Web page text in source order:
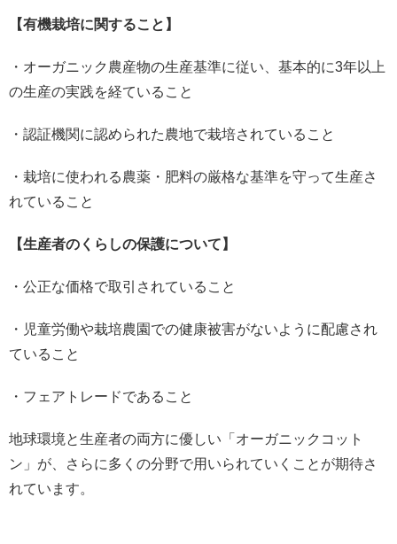
【有機栽培に関すること】
・オーガニック農産物の生産基準に従い、基本的に3年以上
の生産の実践を経ていること
・認証機関に認められた農地で栽培されていること
・栽培に使われる農薬・肥料の厳格な基準を守って生産さ
れていること
【生産者のくらしの保護について】
・公正な価格で取引されていること
・児童労働や栽培農園での健康被害がないように配慮され
ていること
・フェアトレードであること
地球環境と生産者の両方に優しい「オーガニックコット
ン」が、さらに多くの分野で用いられていくことが期待さ
れています。